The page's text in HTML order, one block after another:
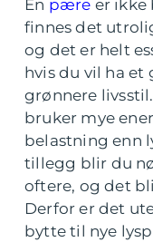
En pære er ikke
finnes det
og det er helt
hvis du vil ha et
grønnere
bruker mye
belastning enn
tillegg blir du
oftere, og det
Derfor er det
bytte til nye